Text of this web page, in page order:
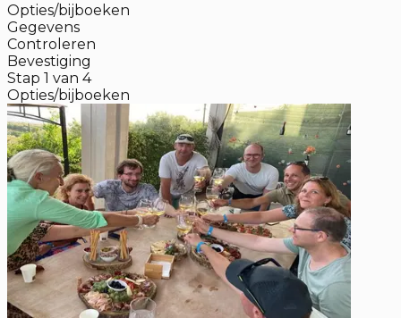
Opties/bijboeken
Gegevens
Controleren
Bevestiging
Stap 1 van 4
Opties/bijboeken